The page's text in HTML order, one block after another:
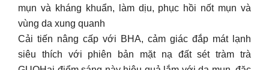
mụn và kháng khuẩn, làm dịu, phục hồi nốt mụn và
vùng da xung quanh
Cải tiến nâng cấp với BHA, cảm giác đắp mát lạnh
siêu thích với phiên bản mặt nạ đất sét tràm trà